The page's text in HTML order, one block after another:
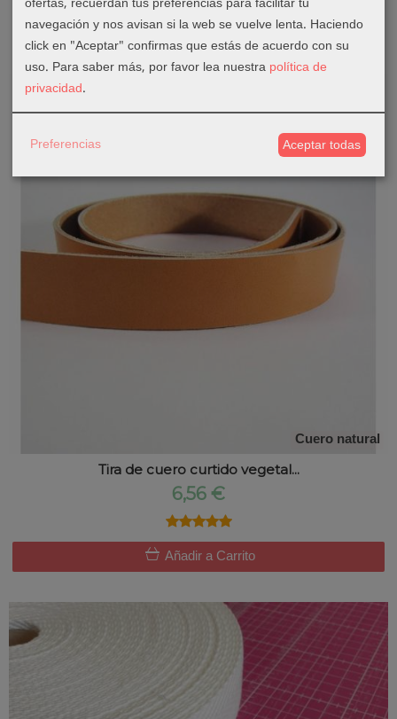
Añadir a Carrito
Cuero natural
Tira de cuero curtido vegetal...
6,56 €
★★★★★
★★★★★
Añadir a Carrito
navegación y nos avisan si la web se vuelve lenta. Haciendo
click en "Aceptar" confirmas que estás de acuerdo con su
uso. Para saber más, por favor lea nuestra política de
privacidad.
Preferencias Aceptar todas